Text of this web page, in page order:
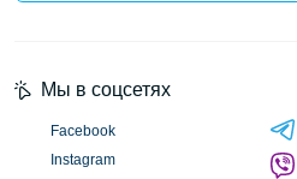
Мы в соцсетях
Facebook
Instagram